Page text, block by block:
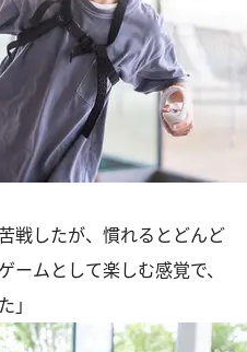
戦したが、慣れるとどんど
ムとして楽しむ感覚で、
」